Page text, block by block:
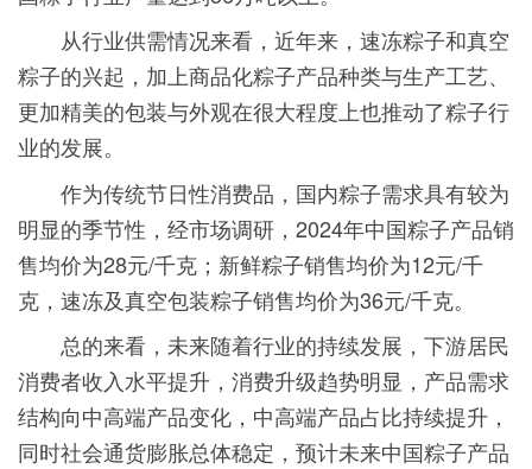
从行业供需情况来看，近年来，速冻粽子和真空
粽子的兴起，加上商品化粽子产品种类与生产工艺、
更加精美的包装与外观在很大程度上也推动了粽子行
业的发展。
作为传统节日性消费品，国内粽子需求具有较为
明显的季节性，经市场调研，2024年中国粽子产品销
售均价为28元/千克；新鲜粽子销售均价为12元/千
克，速冻及真空包装粽子销售均价为36元/千克。
总的来看，未来随着行业的持续发展，下游居民
消费者收入水平提升，消费升级趋势明显，产品需求
结构向中高端产品变化，中高端产品占比持续提升，
同时社会通货膨胀总体稳定，预计未来中国粽子产品